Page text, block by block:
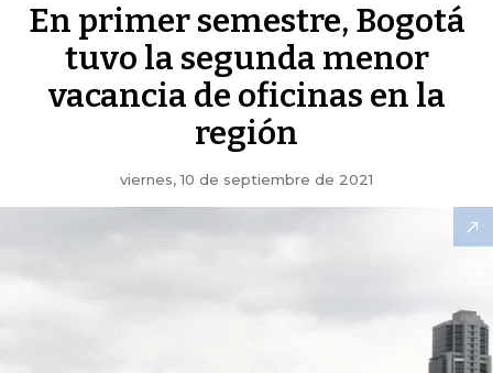
En primer semestre, Bogotá
tuvo la segunda menor
vacancia de oficinas en la
región
viernes, 10 de septiembre de 2021